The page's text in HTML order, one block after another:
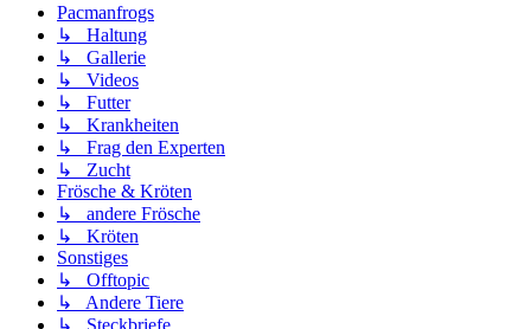
Pacmanfrogs
↳ Haltung
↳ Gallerie
↳ Videos
↳ Futter
↳ Krankheiten
↳ Frag den Experten
↳ Zucht
Frösche & Kröten
↳ andere Frösche
↳ Kröten
Sonstiges
↳ Offtopic
↳ Andere Tiere
↳ Steckbriefe